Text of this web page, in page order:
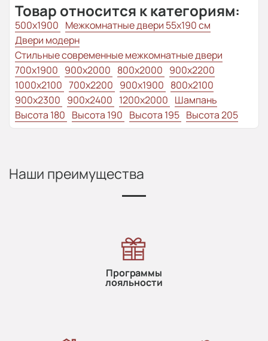
Товар относится к категориям:
500x1900 Межкомнатные двери 55х190 см
Двери модерн
Стильные современные межкомнатные двери
700x1900 900x2000 800x2000 900x2200
1000x2100 700x2200 900x1900 800x2100
900x2300 900x2400 1200x2000 Шампань
Высота 180 Высота 190 Высота 195 Высота 205
Наши преимущества
Программы
лояльности